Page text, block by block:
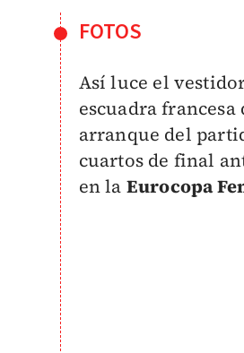
FOTOS
Así luce el
escuadra francesa
arranque del
cuartos de final
en la Eurocopa